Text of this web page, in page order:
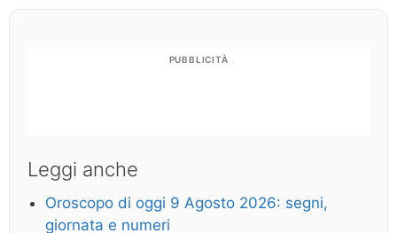
PUBBLICITÀ
Leggi anche
Oroscopo di oggi 9 Agosto 2026: segni,
giornata e numeri